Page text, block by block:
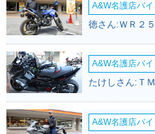
A&W名護店バ
徳さん:ＷＲ２
A&W名護店バ
たけしさん:Ｔ
A&W名護店バ